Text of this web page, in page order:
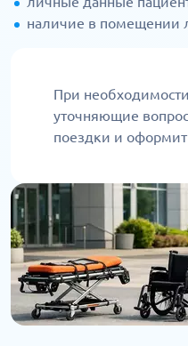
наличие в помещении
При
уточняющие
поездки и оформит